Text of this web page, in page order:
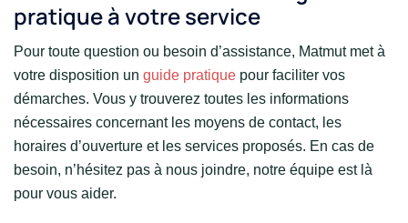
pratique à votre service
Pour toute question ou besoin d’assistance, Matmut met à
votre disposition un guide pratique pour faciliter vos
démarches. Vous y trouverez toutes les informations
nécessaires concernant les moyens de contact, les
horaires d’ouverture et les services proposés. En cas de
besoin, n’hésitez pas à nous joindre, notre équipe est là
pour vous aider.